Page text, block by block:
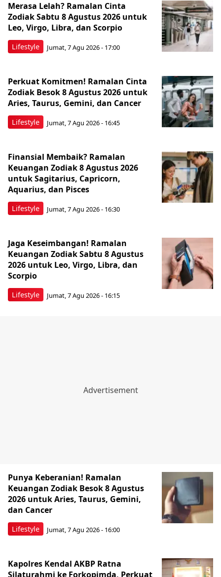
Lifestyle
Merasa Lelah? Ramalan Cinta
Zodiak Sabtu 8 Agustus 2026 untuk
Leo, Virgo, Libra, dan Scorpio
Jumat, 7 Agu 2026 - 17:00
Lifestyle
Perkuat Komitmen! Ramalan Cinta
Zodiak Besok 8 Agustus 2026 untuk
Aries, Taurus, Gemini, dan Cancer
Jumat, 7 Agu 2026 - 16:45
Lifestyle
Finansial Membaik? Ramalan
Keuangan Zodiak 8 Agustus 2026
untuk Sagitarius, Capricorn,
Aquarius, dan Pisces
Jumat, 7 Agu 2026 - 16:30
Lifestyle
Jaga Keseimbangan! Ramalan
Keuangan Zodiak Sabtu 8 Agustus
2026 untuk Leo, Virgo, Libra, dan
Scorpio
Jumat, 7 Agu 2026 - 16:15
Lifestyle
Punya Keberanian! Ramalan
Keuangan Zodiak Besok 8 Agustus
2026 untuk Aries, Taurus, Gemini,
dan Cancer
Jumat, 7 Agu 2026 - 16:00
Kapolres Kendal AKBP Ratna
Silaturahmi ke Forkopimda, Perkuat